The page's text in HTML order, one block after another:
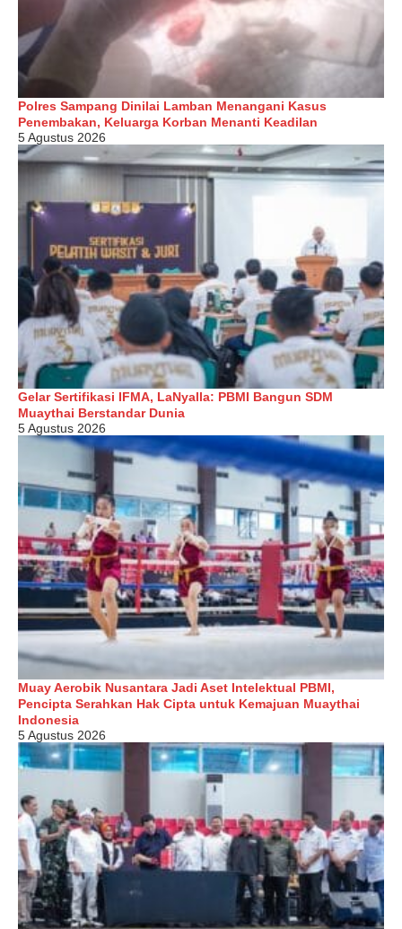
Polres Sampang Dinilai Lamban Menangani Kasus
Penembakan, Keluarga Korban Menanti Keadilan
5 Agustus 2026
Gelar Sertifikasi IFMA, LaNyalla: PBMI Bangun SDM
Muaythai Berstandar Dunia
5 Agustus 2026
Muay Aerobik Nusantara Jadi Aset Intelektual PBMI,
Pencipta Serahkan Hak Cipta untuk Kemajuan Muaythai
Indonesia
5 Agustus 2026